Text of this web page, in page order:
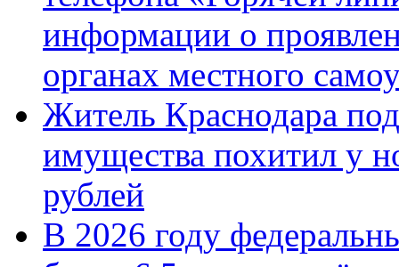
информации о
органах местного
Житель Краснодара
имущества похитил у
рублей
В 2026 году